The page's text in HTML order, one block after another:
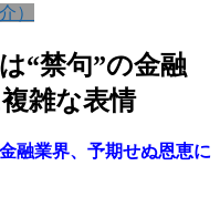
）
雑な表情
融業界、予期せぬ恩恵に